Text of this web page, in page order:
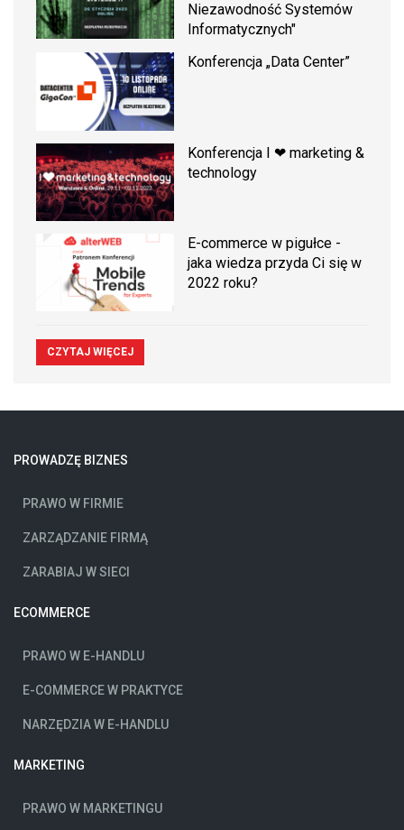
Niezawodność Systemów
Informatycznych"
Konferencja „Data Center”
Konferencja I ❤ marketing &
technology
E-commerce w pigułce -
jaka wiedza przyda Ci się w
2022 roku?
CZYTAJ WIĘCEJ
PROWADZĘ BIZNES
PRAWO W FIRMIE
ZARZĄDZANIE FIRMĄ
ZARABIAJ W SIECI
ECOMMERCE
PRAWO W E-HANDLU
E-COMMERCE W PRAKTYCE
NARZĘDZIA W E-HANDLU
MARKETING
PRAWO W MARKETINGU